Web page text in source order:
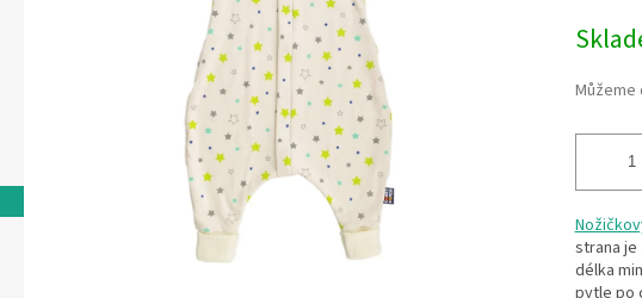
Můžeme
strana je
délka